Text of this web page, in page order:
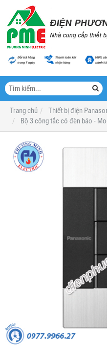
Trang chủ
Thiết bị điện
Bộ 3 công tắc có đèn báo -